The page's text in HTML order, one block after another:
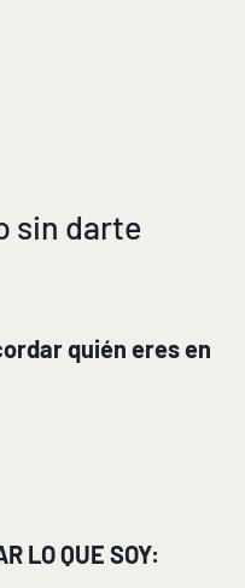
sin darte
quién eres en
LO QUE SOY: